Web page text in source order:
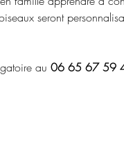
seront
au 06 65 67 59